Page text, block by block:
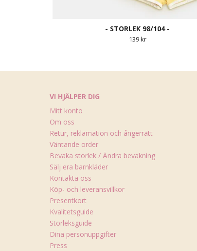
- STORLEK 98/104 -
139 kr
VI HJÄLPER DIG
Mitt konto
Om oss
Retur, reklamation och ångerrätt
Väntande order
Bevaka storlek / Ändra bevakning
Sälj era barnkläder
Kontakta oss
Köp- och leveransvillkor
Presentkort
Kvalitetsguide
Storleksguide
Dina personuppgifter
Press